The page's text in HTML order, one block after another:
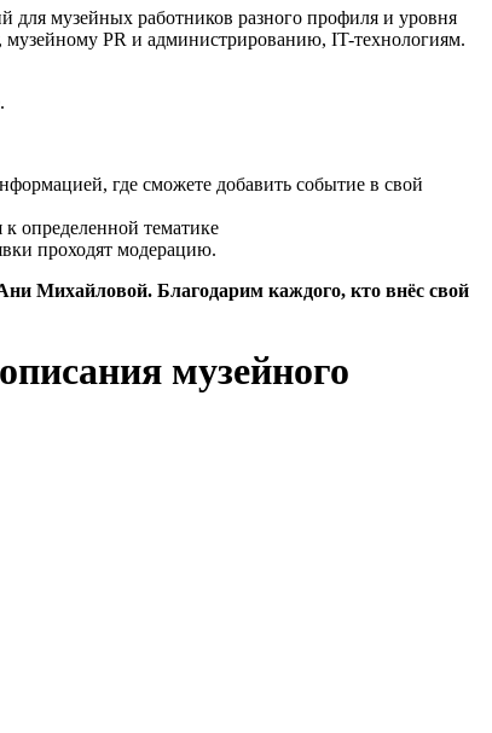
музейных работников разного профиля и уровня
PR и администрированию, IT-технологиям.
где сможете добавить событие в свой
определенной тематике
проходят модерацию.
Михайловой. Благодарим каждого, кто внёс свой
музейного